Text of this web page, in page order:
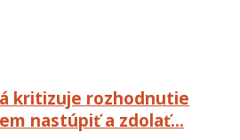
kritizuje rozhodnutie
nastúpiť a zdolať…